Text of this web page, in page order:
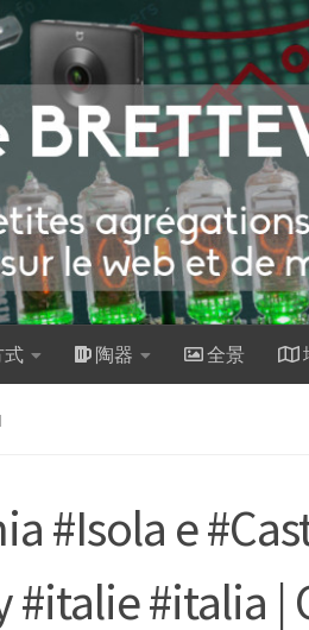
陶器 全景
#Isola e
#italie #italia |